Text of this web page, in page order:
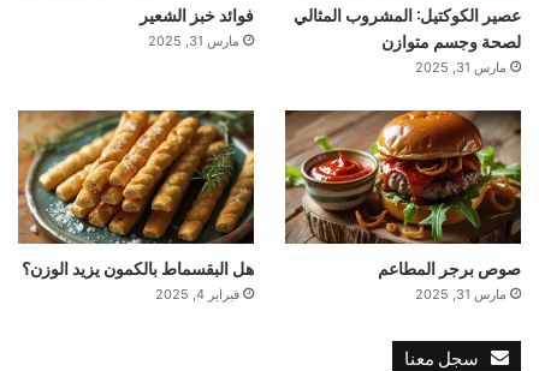
عصير الكوكتيل: المشروب المثالي
لصحة وجسم متوازن
مارس 31, 2025
فوائد خبز الشعير
مارس 31, 2025
صوص برجر المطاعم
مارس 31, 2025
هل البقسماط بالكمون يزيد الوزن؟
فبراير 4, 2025
سجل معنا